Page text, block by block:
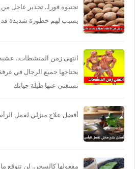
تجنبوه فورا.. تحذير عاجل من
يسبب لهم خطورة شديدة قد
انتهى زمن المنشطات.. عشبة
يحتاجها جميع الرجال في
تستغني عنها طيلة حياتك
أفضل علاج منزلي لقمل
مفعولها كالسحر.. لن تتوقع